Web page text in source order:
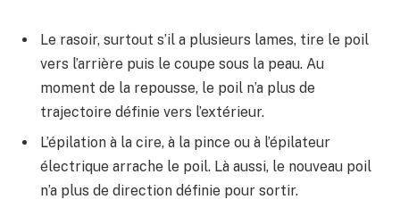
Le rasoir, surtout s’il a plusieurs lames, tire le poil
vers l’arrière puis le coupe sous la peau. Au
moment de la repousse, le poil n’a plus de
trajectoire définie vers l’extérieur.
L’épilation à la cire, à la pince ou à l’épilateur
électrique arrache le poil. Là aussi, le nouveau poil
n’a plus de direction définie pour sortir.